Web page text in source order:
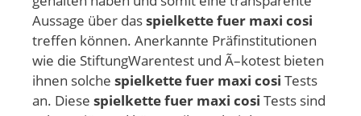
Aussage über dasspielkette fuer maxi cosi
treffen können. Anerkannte Präfinstitutionen
wie die StiftungWarentest und Ã–kotest bieten
ihnen solche spielkette fuer maxi cosi Tests
an. Diese spielkette fuer maxi cosi Tests sind